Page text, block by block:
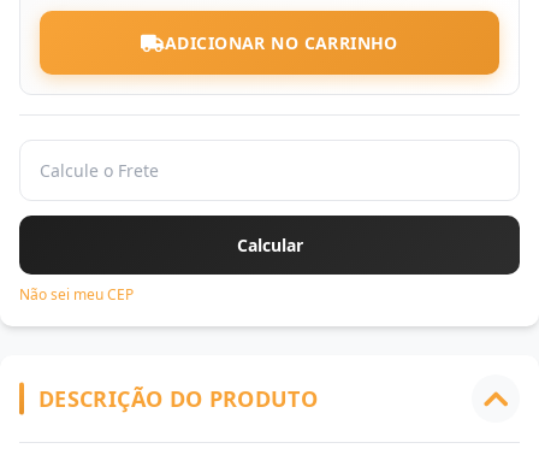
ADICIONAR NO CARRINHO
Não sei meu CEP
DESCRIÇÃO DO PRODUTO